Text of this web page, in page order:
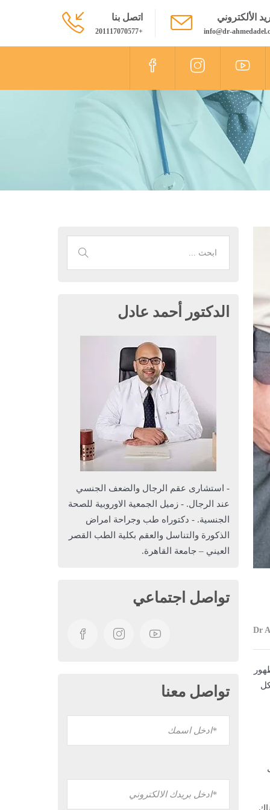
اتصل بنا
+201117070577
الألكتروني
info@dr-
Dr
الدكتور أحمد عادل
- استشارى عقم الرجال والضعف الجنسي
عند الرجال. - زميل الجمعية الاوروبية للصحة
الجنسية. - دكتوراه طب وجراحة امراض
الذكورة والتناسل والعقم بكلية الطب القصر
العيني – جامعة القاهرة.
تواصل اجتماعي
تواصل معنا